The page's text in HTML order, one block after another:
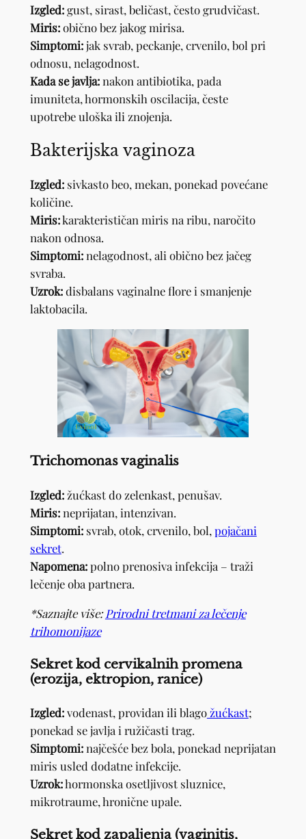
Izgled:gust, sirast, beličast, često grudvičast.
Miris:obično bez jakog mirisa.
Simptomi:jak svrab, peckanje, crvenilo, bol pri
odnosu, nelagodnost.
Kada se javlja:nakon antibiotika, pada
imuniteta, hormonskih oscilacija, česte
upotrebe uloška ili znojenja.
Bakterijska vaginoza
Izgled:sivkasto beo, mekan, ponekad povećane
količine.
Miris:karakterističan miris na ribu, naročito
nakon odnosa.
Simptomi:nelagodnost, ali obično bez jačeg
svraba.
Uzrok:disbalans vaginalne flore i smanjenje
laktobacila.
Trichomonas vaginalis
Izgled:žućkast do zelenkast, penušav.
Miris:neprijatan, intenzivan.
Simptomi:svrab, otok, crvenilo, bol, pojačani
sekret.
Napomena:polno prenosiva infekcija – traži
lečenje oba partnera.
*Saznajte više:Prirodni tretmani za lečenje
trihomonijaze
Sekret kod cervikalnih promena
(erozija, ektropion, ranice)
Izgled:vodenast, providan ili blagožućkast;
ponekad se javlja i ružičasti trag.
Simptomi:najčešće bez bola, ponekad neprijatan
miris usled dodatne infekcije.
Uzrok:hormonska osetljivost sluznice,
mikrotraume, hronične upale.
Sekret kod zapaljenja (vaginitis,